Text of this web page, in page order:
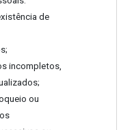
de
incompletos,
ou